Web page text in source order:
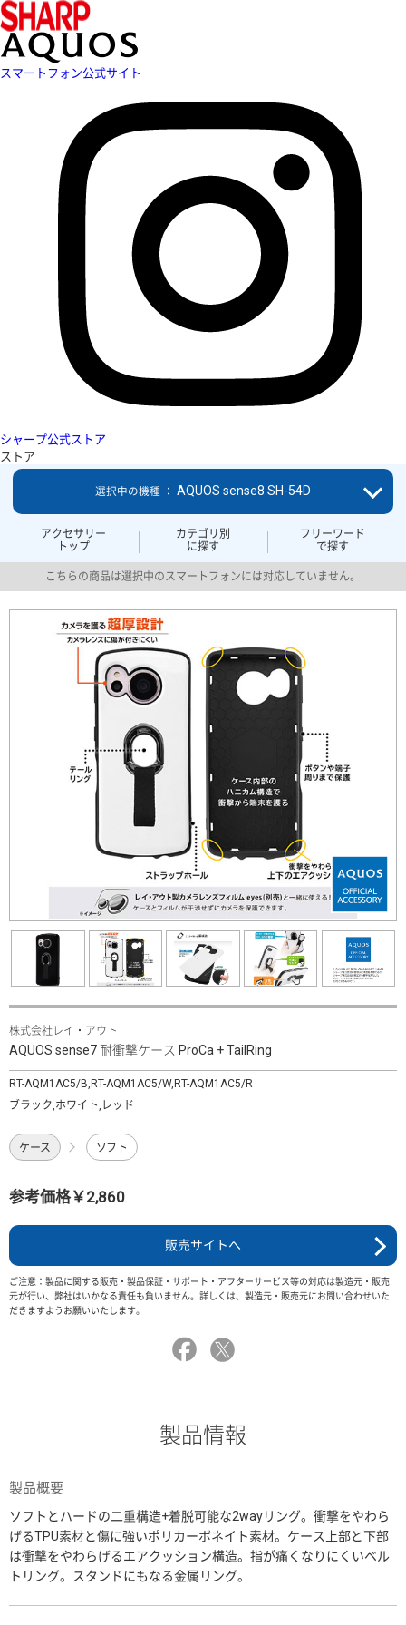
スマートフォン公式サイト
シャープ公式ストア
ストア
アクセサリー
トップ
カテゴリ別
に探す
フリーワード
で探す
選択中の機種 ： AQUOS sense8 SH-54D
こちらの商品は選択中のスマートフォンには対応していません。
株式会社レイ・アウト
AQUOS sense7 耐衝撃ケース ProCa + TailRing
RT-AQM1AC5/B,RT-AQM1AC5/W,RT-AQM1AC5/R
ブラック,ホワイト,レッド
ケース ソフト
参考価格￥2,860
販売サイトへ
ご注意：製品に関する販売・製品保証・サポート・アフターサービス等の対応は製造元・販売
元が行い、弊社はいかなる責任も負いません。詳しくは、製造元・販売元にお問い合わせいた
だきますようお願いいたします。
製品情報
製品概要
ソフトとハードの二重構造+着脱可能な2wayリング。衝撃をやわら
げるTPU素材と傷に強いポリカーボネイト素材。ケース上部と下部
は衝撃をやわらげるエアクッション構造。指が痛くなりにくいベル
トリング。スタンドにもなる金属リング。